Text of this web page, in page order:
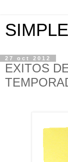
27 oct 2012
EXITOS